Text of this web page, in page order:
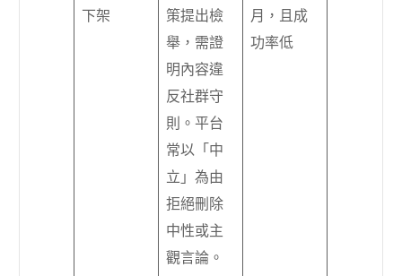
下架
策提出檢
舉，需證
明內容違
反社群守
則。平台
常以「中
立」為由
拒絕刪除
中性或主
觀言論。
月，且成
功率低